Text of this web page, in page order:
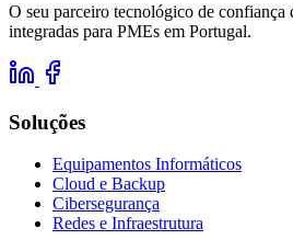
O seu parceiro tecnológico de confiança
integradas para PMEs em Portugal.
Soluções
Equipamentos Informáticos
Cloud e Backup
Cibersegurança
Redes e Infraestrutura